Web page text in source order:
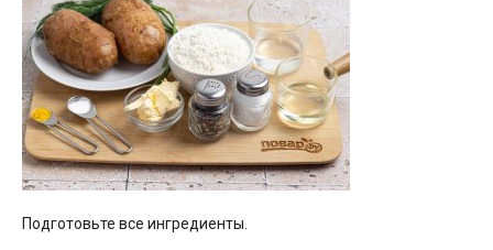
Подготовьте все ингредиенты.